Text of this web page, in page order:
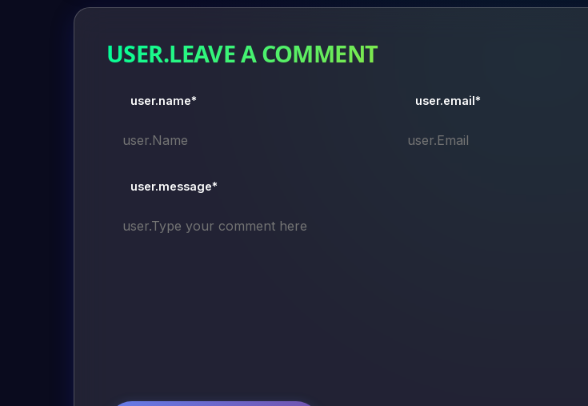
USER.LEAVE A COMMENT
user.name* user.email*
user.message*